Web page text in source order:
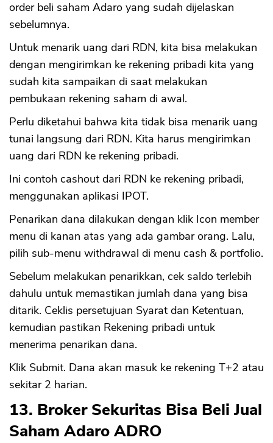
order beli saham Adaro yang sudah dijelaskan
sebelumnya.
Untuk menarik uang dari RDN, kita bisa melakukan
dengan mengirimkan ke rekening pribadi kita yang
sudah kita sampaikan di saat melakukan
pembukaan rekening saham di awal.
Perlu diketahui bahwa kita tidak bisa menarik uang
tunai langsung dari RDN. Kita harus mengirimkan
uang dari RDN ke rekening pribadi.
Ini contoh cashout dari RDN ke rekening pribadi,
menggunakan aplikasi IPOT.
Penarikan dana dilakukan dengan klik Icon member
menu di kanan atas yang ada gambar orang. Lalu,
pilih sub-menu withdrawal di menu cash & portfolio.
Sebelum melakukan penarikkan, cek saldo terlebih
dahulu untuk memastikan jumlah dana yang bisa
ditarik. Ceklis persetujuan Syarat dan Ketentuan,
kemudian pastikan Rekening pribadi untuk
menerima penarikan dana.
Klik Submit. Dana akan masuk ke rekening T+2 atau
sekitar 2 harian.
13. Broker Sekuritas Bisa Beli Jual
Saham Adaro ADRO